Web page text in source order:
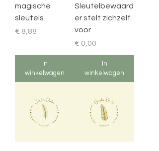
magische
sleutels
Prijs
€ 8,88
In
winkelwagen
Sleutelbewaard
er stelt zichzelf
voor
Prijs
€ 0,00
In
winkelwagen